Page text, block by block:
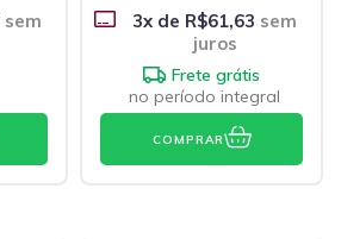
sem
3x de R$61,63 sem
juros
Frete grátis
no período integral
COMPRAR